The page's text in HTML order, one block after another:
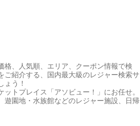
、人気順、エリア、クーポン情報で検
紹介する、国内最大級のレジャー検索サ
う！
トプレイス「アソビュー！」にお任せ。
園地・水族館などのレジャー施設、日帰